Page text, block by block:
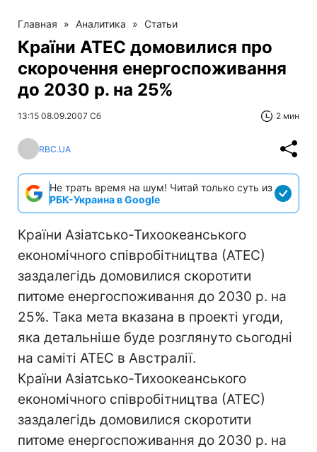
Главная » Аналитика » Статьи
Країни АТЕС домовилися про
скорочення енергоспоживання
до 2030 р. на 25%
13:15 08.09.2007 Сб 2 мин
RBC.UA
Не трать время на шум! Читай только суть из
РБК-Украина в Google
Країни Азіатсько-Тихоокеанського
економічного співробітництва (АТЕС)
заздалегідь домовилися скоротити
питоме енергоспоживання до 2030 р. на
25%. Така мета вказана в проекті угоди,
яка детальніше буде розглянуто сьогодні
на саміті АТЕС в Австралії.
Країни Азіатсько-Тихоокеанського
економічного співробітництва (АТЕС)
заздалегідь домовилися скоротити
питоме енергоспоживання до 2030 р. на